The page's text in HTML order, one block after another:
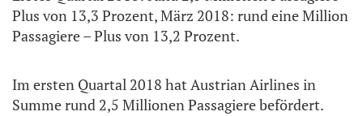
Plus von 13,3 Prozent, März 2018: rund eine Million
Passagiere – Plus von 13,2 Prozent.
Im ersten Quartal 2018 hat Austrian Airlines in
Summe rund 2,5 Millionen Passagiere befördert.